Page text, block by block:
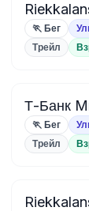
🏃 Бег
Трейл
Т-Банк
🏃 Бег
Трейл